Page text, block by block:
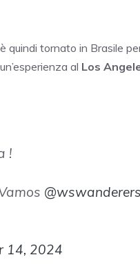
quindi tornato in Brasile
al Los
!
14, 2024